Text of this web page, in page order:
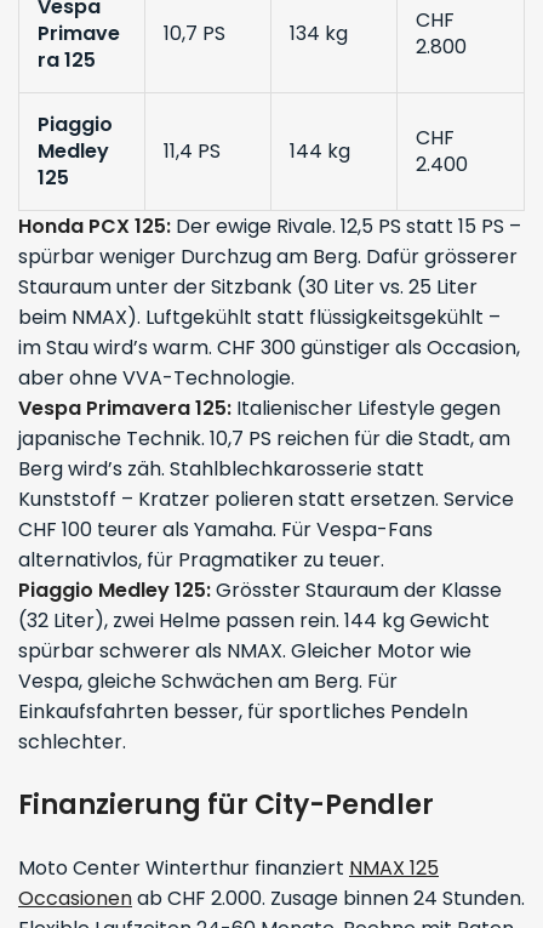
Vespa
Primave
ra 125
10,7 PS 134 kg
CHF
2.800
Piaggio
Medley
125
11,4 PS 144 kg
CHF
2.400
Honda PCX 125: Der ewige Rivale. 12,5 PS statt 15 PS –
spürbar weniger Durchzug am Berg. Dafür grösserer
Stauraum unter der Sitzbank (30 Liter vs. 25 Liter
beim NMAX). Luftgekühlt statt flüssigkeitsgekühlt –
im Stau wird’s warm. CHF 300 günstiger als Occasion,
aber ohne VVA-Technologie.
Vespa Primavera 125: Italienischer Lifestyle gegen
japanische Technik. 10,7 PS reichen für die Stadt, am
Berg wird’s zäh. Stahlblechkarosserie statt
Kunststoff – Kratzer polieren statt ersetzen. Service
CHF 100 teurer als Yamaha. Für Vespa-Fans
alternativlos, für Pragmatiker zu teuer.
Piaggio Medley 125:Grösster Stauraum der Klasse
(32 Liter), zwei Helme passen rein. 144 kg Gewicht
spürbar schwerer als NMAX. Gleicher Motor wie
Vespa, gleiche Schwächen am Berg. Für
Einkaufsfahrten besser, für sportliches Pendeln
schlechter.
Finanzierung für City-Pendler
Moto Center Winterthur finanziert NMAX 125
Occasionenab CHF 2.000. Zusage binnen 24 Stunden.